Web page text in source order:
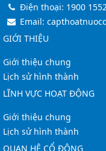
Điện thoại: 1900
Email:
GIỚI THIỆU
Giới thiệu chung
Lịch sử hình thành
LĨNH VỰC HOẠT ĐỘNG
Giới thiệu chung
Lịch sử hình thành
QUAN HỆ CỔ ĐÔNG